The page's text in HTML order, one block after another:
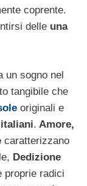
coprente.
delle una
un sogno nel
tangibile che
originali e
. Amore,
caratterizzano
Dedizione
proprie radici